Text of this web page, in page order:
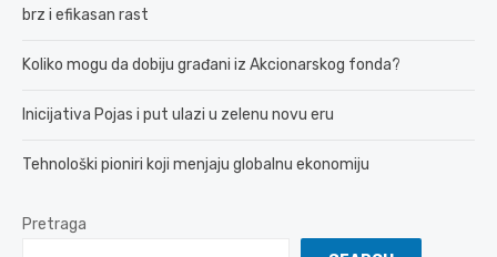
brz i efikasan rast
Koliko mogu da dobiju građani iz Akcionarskog fonda?
Inicijativa Pojas i put ulazi u zelenu novu eru
Tehnološki pioniri koji menjaju globalnu ekonomiju
Pretraga